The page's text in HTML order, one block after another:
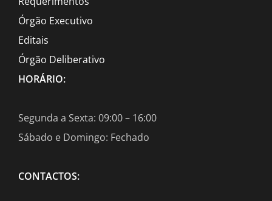
Órgão Executivo
Editais
Órgão Deliberativo
HORÁRIO:
Segunda a Sexta: 09:00 – 16:00
Sábado e Domingo: Fechado
CONTACTOS: